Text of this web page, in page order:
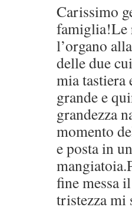
Carissimo
famiglia!Le
l’organo
delle due
mia tastiera
grande e
grandezza
momento
e posta in
fine messa
tristezza mi